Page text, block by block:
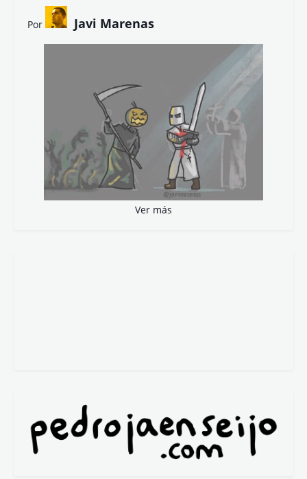
Por Javi Marenas
Ver más